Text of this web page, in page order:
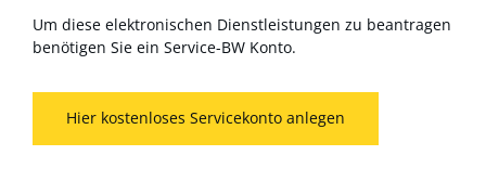
Um diese elektronischen Dienstleistungen zu beantragen
benötigen Sie ein Service-BW Konto.
Hier kostenloses Servicekonto anlegen